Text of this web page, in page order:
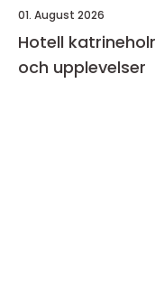
01. August 2026
Hotell katrineholm en guide till boende,
och upplevelser